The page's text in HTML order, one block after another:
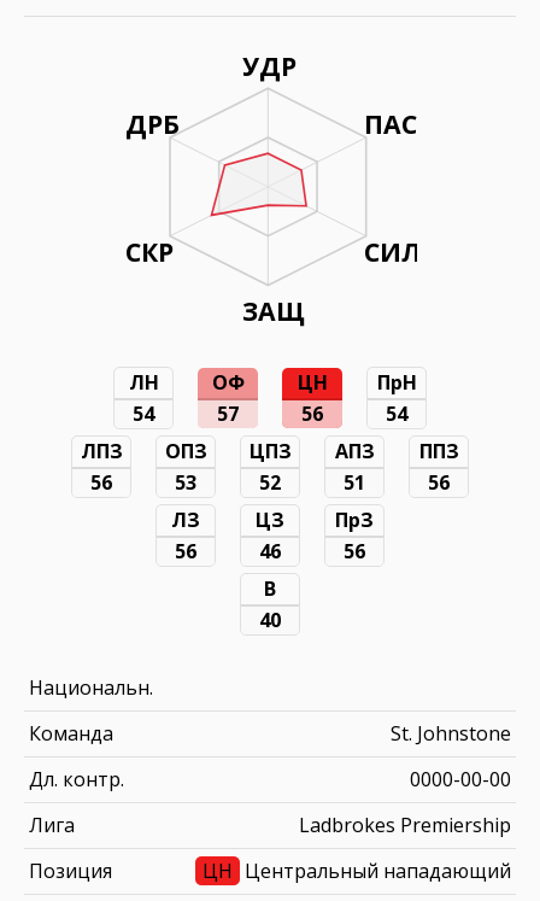
УДР
ПАС
СИЛ
ЗАЩ
ДРБ
СКР
ЛН
54
ОФ
57
ЦН
56
ПрН
54
ЛПЗ
56
ОПЗ
53
ЦПЗ
52
АПЗ
51
ППЗ
56
ЛЗ
56
ЦЗ
46
ПрЗ
56
В
40
Национальн.
Команда
St. Johnstone
Дл. контр.
0000-00-00
Лига
Ladbrokes Premiership
Позиция
ЦН Центральный нападающий